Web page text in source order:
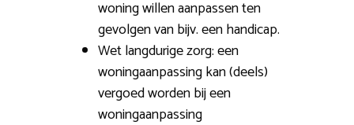
woning willen aanpassen ten
gevolgen van bijv. een handicap.
Wet langdurige zorg: een
woningaanpassing kan (deels)
vergoed worden bij een
woningaanpassing